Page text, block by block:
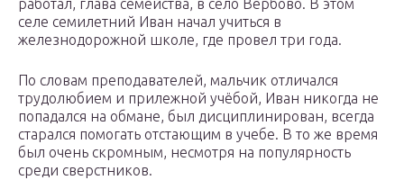
работал, глава семейства, в село Вербово. В этом
селе семилетний Иван начал учиться в
железнодорожной школе, где провел три года.
По словам преподавателей, мальчик отличался
трудолюбием и прилежной учёбой, Иван никогда не
попадался на обмане, был дисциплинирован, всегда
старался помогать отстающим в учебе. В то же время
был очень скромным, несмотря на популярность
среди сверстников.